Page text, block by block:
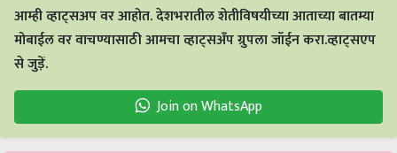
आम्ही व्हाट्सअप वर आहोत. देशभरातील शेतीविषयीच्या आताच्या बातम्या
मोबाईल वर वाचण्यासाठी आमचा व्हाट्सअँप ग्रुपला जॉईन करा.व्हाट्सएप
से जुड़ें.
Join on WhatsApp